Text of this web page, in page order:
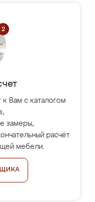
Вам с каталогом
замеры,
расчёт
мебели.